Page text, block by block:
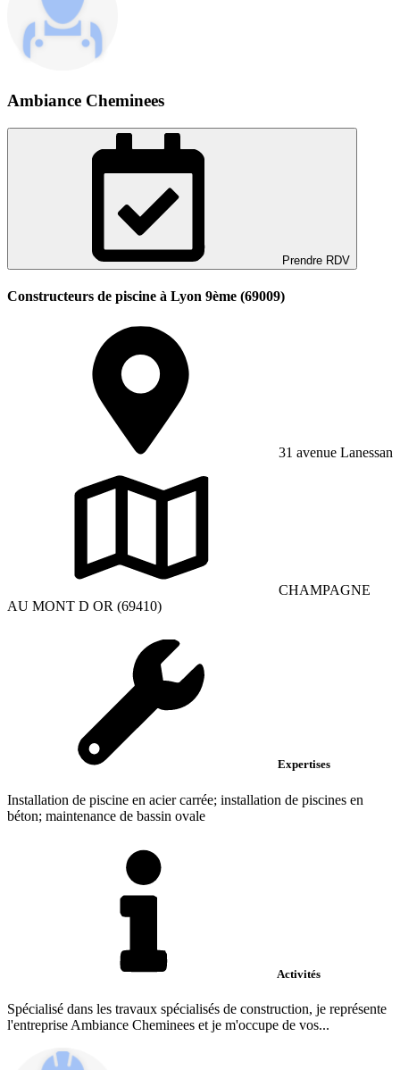
Ambiance Cheminees
Prendre RDV
Constructeurs de piscine à Lyon 9ème (69009)
31 avenue Lanessan
CHAMPAGNE
AU MONT D OR (69410)
Expertises
Installation de piscine en acier carrée; installation de piscines en
béton; maintenance de bassin ovale
Activités
Spécialisé dans les travaux spécialisés de construction, je représente
l'entreprise Ambiance Cheminees et je m'occupe de vos...